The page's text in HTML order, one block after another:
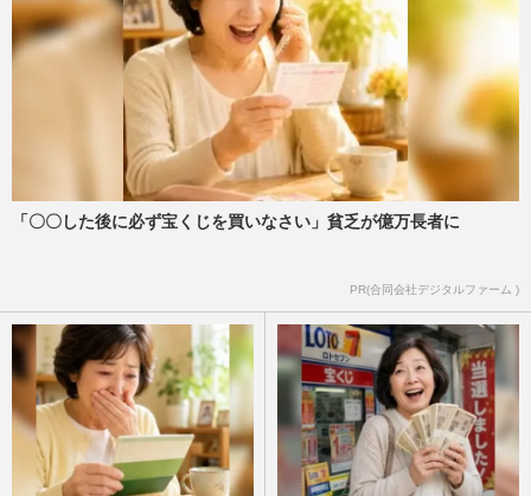
「〇〇した後に必ず宝くじを買いなさい」貧乏が億万長者に
PR(合同会社デジタルファーム )